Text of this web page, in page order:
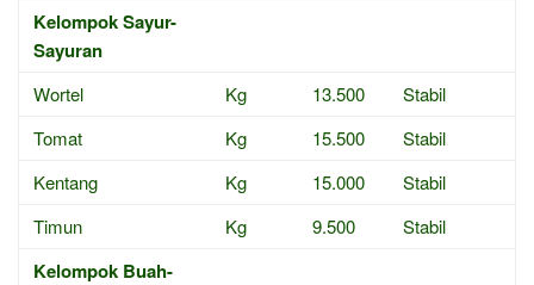
Kelompok Sayur-
Sayuran
Wortel Kg 13.500
Stabil
Tomat
Kg 15.500
Stabil
Kentang
Kg 15.000
Stabil
Timun
Kg 9.500 Stabil
Kelompok Buah-